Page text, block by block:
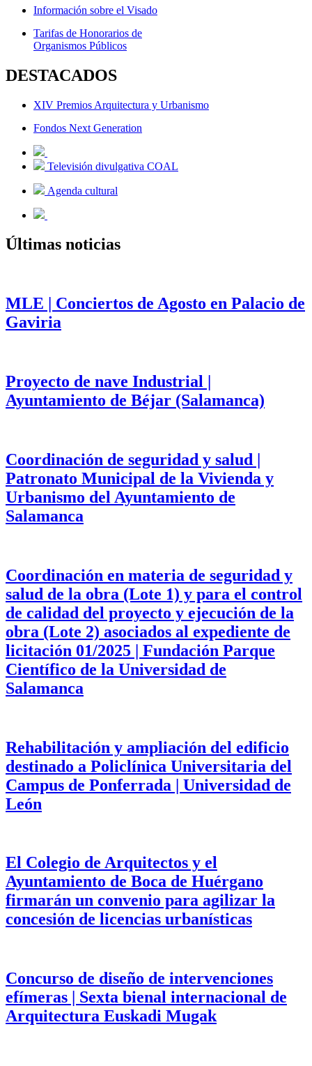
Información sobre el Visado
Tarifas de Honorarios de
Organismos Públicos
DESTACADOS
XIV Premios Arquitectura y Urbanismo
Fondos Next Generation
Televisión divulgativa COAL
Agenda cultural
Últimas noticias
MLE | Conciertos de Agosto en Palacio de
Gaviria
Proyecto de nave Industrial |
Ayuntamiento de Béjar (Salamanca)
Coordinación de seguridad y salud |
Patronato Municipal de la Vivienda y
Urbanismo del Ayuntamiento de
Salamanca
Coordinación en materia de seguridad y
salud de la obra (Lote 1) y para el control
de calidad del proyecto y ejecución de la
obra (Lote 2) asociados al expediente de
licitación 01/2025 | Fundación Parque
Científico de la Universidad de
Salamanca
Rehabilitación y ampliación del edificio
destinado a Policlínica Universitaria del
Campus de Ponferrada | Universidad de
León
El Colegio de Arquitectos y el
Ayuntamiento de Boca de Huérgano
firmarán un convenio para agilizar la
concesión de licencias urbanísticas
Concurso de diseño de intervenciones
efímeras | Sexta bienal internacional de
Arquitectura Euskadi Mugak